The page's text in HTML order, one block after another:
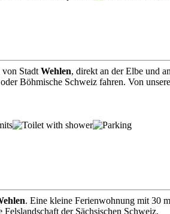
Stadt Wehlen, direkt an der Elbe und
Böhmische Schweiz fahren. Von
. Eine kleine Ferienwohnung mit 30
der Sächsischen Schweiz.